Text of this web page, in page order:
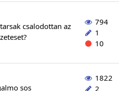
csalodottan az
794
1
10
sos
1822
2